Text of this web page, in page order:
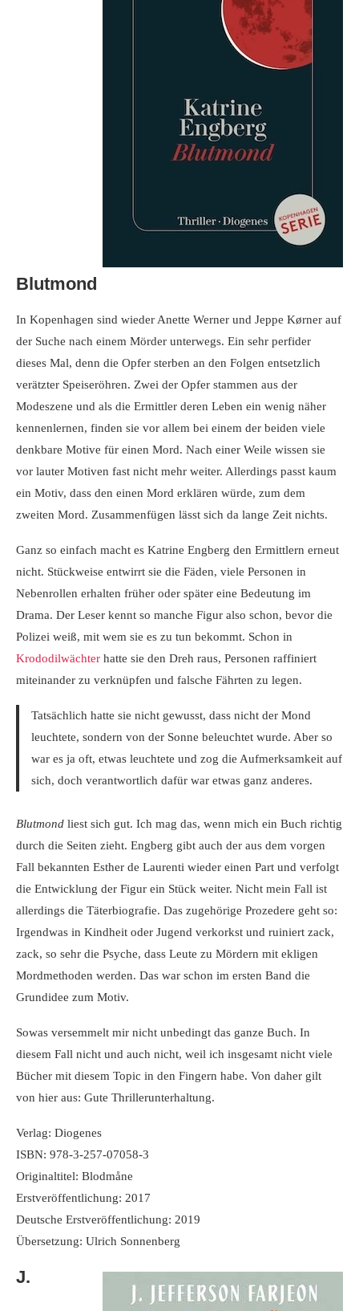
Blutmond
In Kopenhagen sind wieder Anette Werner und Jeppe Kørner auf
der Suche nach einem Mörder unterwegs. Ein sehr perfider
dieses Mal, denn die Opfer sterben an den Folgen entsetzlich
verätzter Speiseröhren. Zwei der Opfer stammen aus der
Modeszene und als die Ermittler deren Leben ein wenig näher
kennenlernen, finden sie vor allem bei einem der beiden viele
denkbare Motive für einen Mord. Nach einer Weile wissen sie
vor lauter Motiven fast nicht mehr weiter. Allerdings passt kaum
ein Motiv, dass den einen Mord erklären würde, zum dem
zweiten Mord. Zusammenfügen lässt sich da lange Zeit nichts.
Ganz so einfach macht es Katrine Engberg den Ermittlern erneut
nicht. Stückweise entwirrt sie die Fäden, viele Personen in
Nebenrollen erhalten früher oder später eine Bedeutung im
Drama. Der Leser kennt so manche Figur also schon, bevor die
Polizei weiß, mit wem sie es zu tun bekommt. Schon in
Krododilwächter hatte sie den Dreh raus, Personen raffiniert
miteinander zu verknüpfen und falsche Fährten zu legen.
Tatsächlich hatte sie nicht gewusst, dass nicht der Mond
leuchtete, sondern von der Sonne beleuchtet wurde. Aber so
war es ja oft, etwas leuchtete und zog die Aufmerksamkeit auf
sich, doch verantwortlich dafür war etwas ganz anderes.
Blutmond liest sich gut. Ich mag das, wenn mich ein Buch richtig
durch die Seiten zieht. Engberg gibt auch der aus dem vorgen
Fall bekannten Esther de Laurenti wieder einen Part und verfolgt
die Entwicklung der Figur ein Stück weiter. Nicht mein Fall ist
allerdings die Täterbiografie. Das zugehörige Prozedere geht so:
Irgendwas in Kindheit oder Jugend verkorkst und ruiniert zack,
zack, so sehr die Psyche, dass Leute zu Mördern mit ekligen
Mordmethoden werden. Das war schon im ersten Band die
Grundidee zum Motiv.
Sowas versemmelt mir nicht unbedingt das ganze Buch. In
diesem Fall nicht und auch nicht, weil ich insgesamt nicht viele
Bücher mit diesem Topic in den Fingern habe. Von daher gilt
von hier aus: Gute Thrillerunterhaltung.
Verlag: Diogenes
ISBN: 978-3-257-07058-3
Originaltitel: Blodmåne
Erstveröffentlichung: 2017
Deutsche Erstveröffentlichung: 2019
Übersetzung: Ulrich Sonnenberg
J.